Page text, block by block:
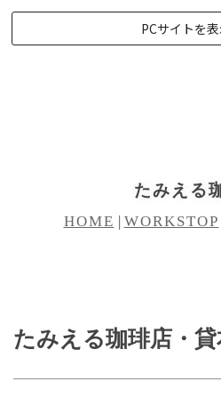
PCサイトを
たみえる
HOME | WORKSTOP
たみえる珈琲店・